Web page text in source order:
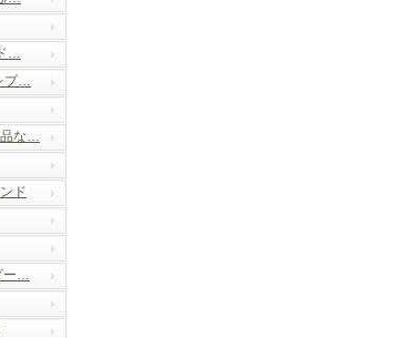
…
プ…
品な…
ド
ー…